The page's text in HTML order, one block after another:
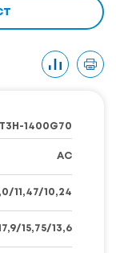
1400G70
AC
11,47/10,24
15,75/13,6